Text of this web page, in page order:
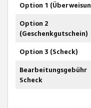
Option 1
Option 2
(Geschenkgutschein)
Option 3 (Scheck)
Bearbeitungsgebühr
Scheck